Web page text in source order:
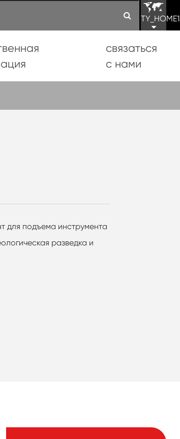
связаться
с нами
для подъема инструмента
разведка и